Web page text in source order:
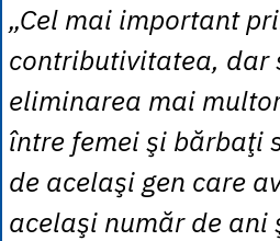
„Cel mai important
contributivitatea, dar
eliminarea mai
între femei şi bărbaţi
de acelaşi gen care
acelaşi număr de ani